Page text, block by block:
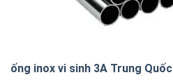
ống inox vi sinh 3A Trung Quốc